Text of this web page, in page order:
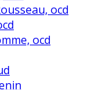
ocd
ocd